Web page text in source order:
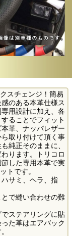
スチェンジ！簡易
のある本革仕様ス
用設計に加え、各
ることでフィット
革、ナッパレザー
取り付けて頂く事
純正そのままに、
ります。トリコロ
した専用本革で実
トです。
サミ、ヘラ、指
で縫い合わせの難
ステアリングに貼
た革はエアバック